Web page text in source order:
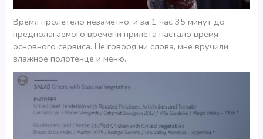
Время пролетело незаметно, и за 1 час 35 минут до
предполагаемого времени прилета настало время
основного сервиса. Не говоря ни слова, мне вручили
влажное полотенце и меню.